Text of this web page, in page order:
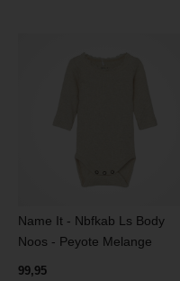
Name It - Nbfkab Ls Body
Noos - Peyote Melange
99,95